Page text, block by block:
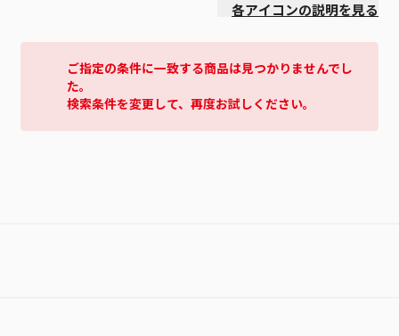
各アイコンの説明を見る
ご指定の条件に一致する商品は見つかりませんでし
た。
検索条件を変更して、再度お試しください。